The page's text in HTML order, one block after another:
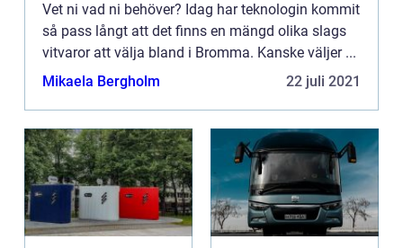
Vet ni vad ni behöver? Idag har teknologin kommit
så pass långt att det finns en mängd olika slags
vitvaror att välja bland i Bromma. Kanske väljer ...
Mikaela Bergholm
22 juli 2021